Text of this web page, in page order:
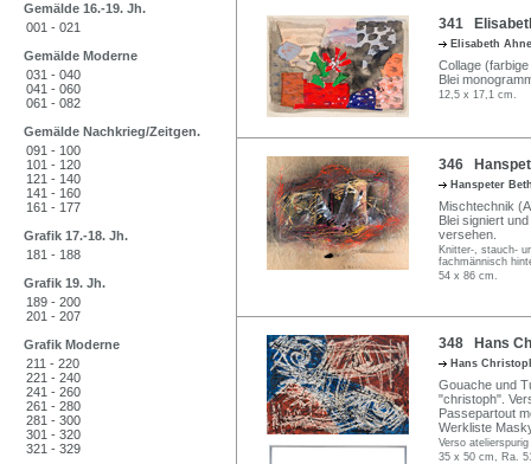
Gemälde 16.-19. Jh.
001 - 021
Gemälde Moderne
031 - 040
041 - 060
061 - 082
Gemälde Nachkrieg/Zeitgen.
091 - 100
101 - 120
121 - 140
141 - 160
161 - 177
Grafik 17.-18. Jh.
181 - 188
Grafik 19. Jh.
189 - 200
201 - 207
Grafik Moderne
211 - 220
221 - 240
241 - 260
261 - 280
281 - 300
301 - 320
321 - 329
341
Elisabeth
Collage
Blei
12,5 x 17,1 cm.
346
Hanspeter
Mischtechnik
Blei signiert
versehen.
Knitter-, stauch-
fachmännisch
54 x 86 cm.
348 Hans
Hans
Gouache und
"christoph".
Passepartout
Werkliste
Verso
35 x 50 cm, Ra.